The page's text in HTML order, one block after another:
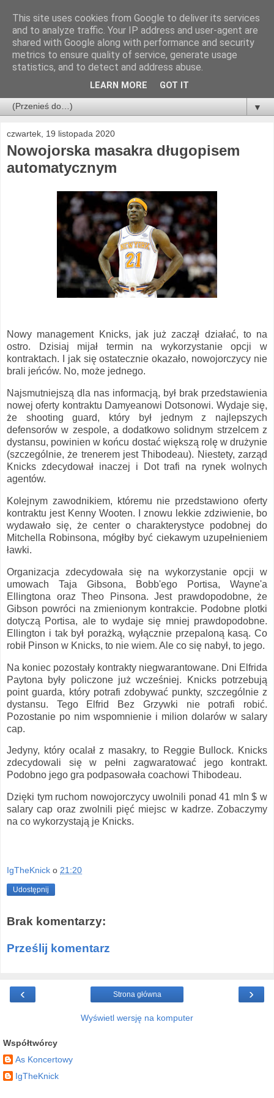
▼
czwartek, 19 listopada 2020
Nowojorska masakra długopisem
automatycznym
Nowy management Knicks, jak już zaczął działać, to na
ostro. Dzisiaj mijał termin na wykorzystanie opcji w
kontraktach. I jak się ostatecznie okazało, nowojorczycy nie
brali jeńców. No, może jednego.
Najsmutniejszą dla nas informacją, był brak przedstawienia
nowej oferty kontraktu Damyeanowi Dotsonowi. Wydaje się,
że shooting guard, który był jednym z najlepszych
defensorów w zespole, a dodatkowo solidnym strzelcem z
dystansu, powinien w końcu dostać większą rolę w drużynie
(szczególnie, że trenerem jest Thibodeau). Niestety, zarząd
Knicks zdecydował inaczej i Dot trafi na rynek wolnych
agentów.
Kolejnym zawodnikiem, któremu nie przedstawiono oferty
kontraktu jest Kenny Wooten. I znowu lekkie zdziwienie, bo
wydawało się, że center o charakterystyce podobnej do
Mitchella Robinsona, mógłby być ciekawym uzupełnieniem
ławki.
Organizacja zdecydowała się na wykorzystanie opcji w
umowach Taja Gibsona, Bobb'ego Portisa, Wayne'a
Ellingtona oraz Theo Pinsona. Jest prawdopodobne, że
Gibson powróci na zmienionym kontrakcie. Podobne plotki
dotyczą Portisa, ale to wydaje się mniej prawdopodobne.
Ellington i tak był porażką, wyłącznie przepaloną kasą. Co
robił Pinson w Knicks, to nie wiem. Ale co się nabył, to jego.
Na koniec pozostały kontrakty niegwarantowane. Dni Elfrida
Paytona były policzone już wcześniej. Knicks potrzebują
point guarda, który potrafi zdobywać punkty, szczególnie z
dystansu. Tego Elfrid Bez Grzywki nie potrafi robić.
Pozostanie po nim wspomnienie i milion dolarów w salary
cap.
Jedyny, który ocalał z masakry, to Reggie Bullock. Knicks
zdecydowali się w pełni zagwaratować jego kontrakt.
Podobno jego gra podpasowała coachowi Thibodeau.
Dzięki tym ruchom nowojorczycy uwolnili ponad 41 mln $ w
salary cap oraz zwolnili pięć miejsc w kadrze. Zobaczymy
na co wykorzystają je Knicks.
IgTheKnick o 21:20
Udostępnij
Brak komentarzy:
Prześlij komentarz
‹ ›
Strona główna
Wyświetl wersję na komputer
Współtwórcy
As Koncertowy
IgTheKnick
This site uses cookies from Google to deliver its services
and to analyze traffic. Your IP address and user-agent are
shared with Google along with performance and security
metrics to ensure quality of service, generate usage
statistics, and to detect and address abuse.
LEARN MORE GOT IT